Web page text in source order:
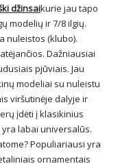
džinsaikurie jau tapo
modelių ir 7/8 ilgių.
nuleistos (klubo).
Dažniausiai
pjūviais. Jau
modeliai su nuleistu
viršutinėje dalyje ir
įdėti į klasikinius
labai universalūs.
Populiariausi yra
ornamentais